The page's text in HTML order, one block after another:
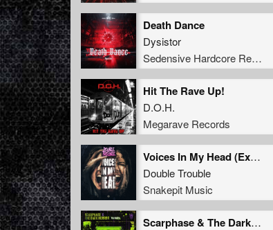
Death Dance
Dysistor
Sedensive Hardcore Recordings
Hit The Rave Up!
D.O.H.
Megarave Records
Voices In My Head (Extended Mix)
Double Trouble
Snakepit Music
Scarphase & The Dark Horror present: The Dark Phase Remix EP